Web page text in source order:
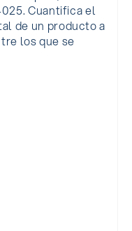
Cuantifica el
de un producto a
los que se